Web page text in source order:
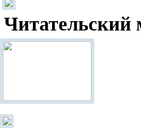
Читательский